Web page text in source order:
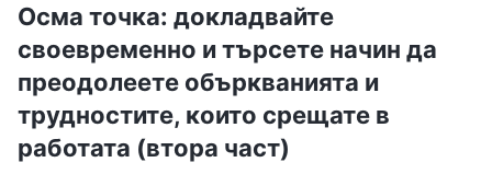
Осма точка: докладвайте
своевременно и търсете начин да
преодолеете объркванията и
трудностите, които срещате в
работата (втора част)